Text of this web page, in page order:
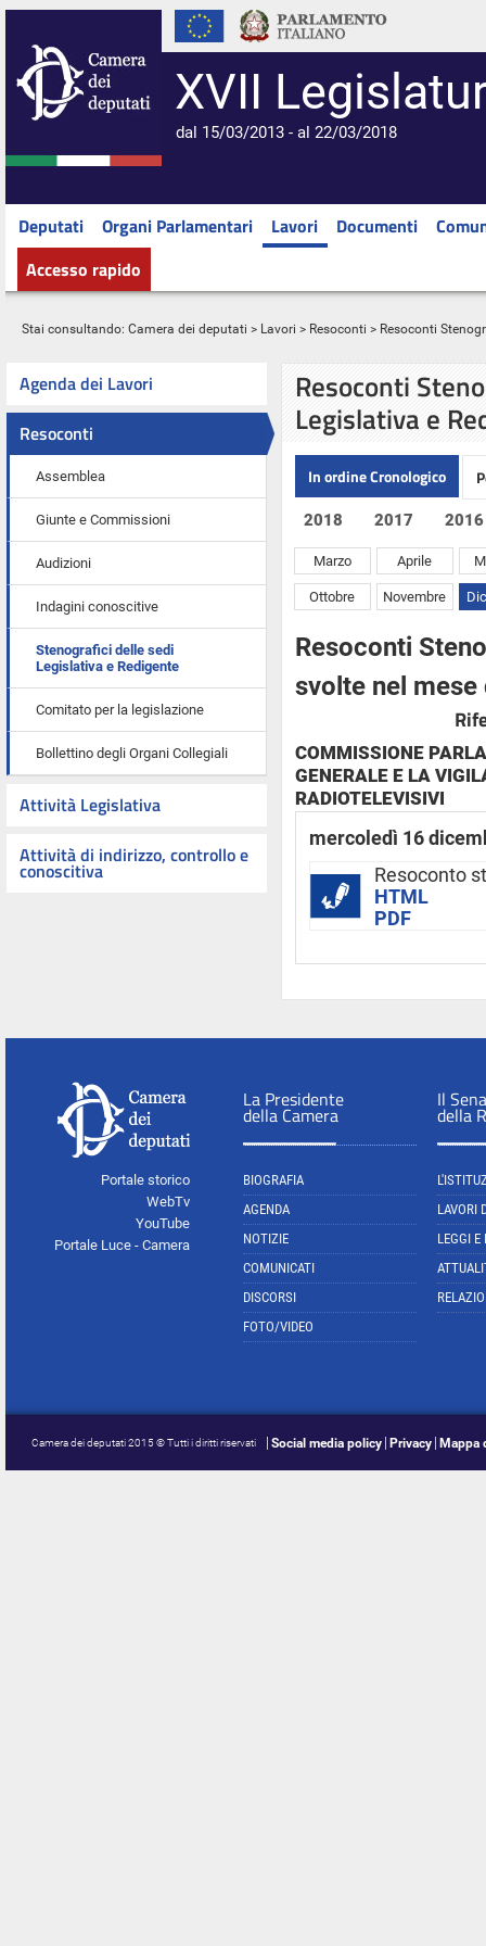
XVII
dal 15/03/2013 - al 22/03/2018
Deputati Organi Parlamentari Lavori Documenti
Accesso rapido
Stai consultando: Camera dei deputati > Lavori > Resoconti > Resoconti
Agenda dei Lavori
Resoconti
Assemblea
Giunte e Commissioni
Audizioni
Indagini conoscitive
Stenografici delle sedi
Legislativa e Redigente
Comitato per la legislazione
Bollettino degli Organi Collegiali
Attività Legislativa
Attività di indirizzo, controllo e
conoscitiva
Resoconti
Legislativa e
In ordine Cronologico
2018 2017 2016
Marzo Aprile
Ottobre Novembre
Resoconti
svolte nel
COMMISSIONE
GENERALE E LA
RADIOTELEVISIVI
mercoledì 16
Resoconto
HTML
PDF
Portale storico
WebTv
YouTube
Portale Luce - Camera
La Presidente
della Camera
BIOGRAFIA
AGENDA
NOTIZIE
COMUNICATI
DISCORSI
FOTO/VIDEO
Il
della
LAVORI
LEGGI E
Camera dei deputati 2015 © Tutti i diritti riservati Social media policy Privacy Mappa